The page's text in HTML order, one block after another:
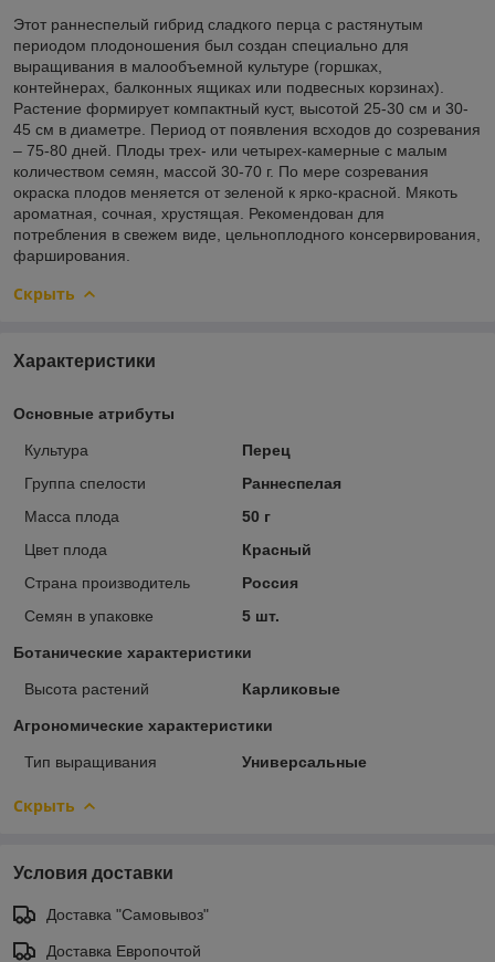
Этот раннеспелый гибрид сладкого перца с растянутым
периодом плодоношения был создан специально для
выращивания в малообъемной культуре (горшках,
контейнерах, балконных ящиках или подвесных корзинах).
Растение формирует компактный куст, высотой 25-30 см и 30-
45 см в диаметре. Период от появления всходов до созревания
– 75-80 дней. Плоды трех- или четырех-камерные с малым
количеством семян, массой 30-70 г. По мере созревания
окраска плодов меняется от зеленой к ярко-красной. Мякоть
ароматная, сочная, хрустящая. Рекомендован для
потребления в свежем виде, цельноплодного консервирования,
фарширования.
Скрыть
Характеристики
Основные атрибуты
Культура
Перец
Группа спелости
Раннеспелая
Масса плода
50 г
Цвет плода
Красный
Страна производитель
Россия
Семян в упаковке
5 шт.
Ботанические характеристики
Высота растений Карликовые
Агрономические характеристики
Тип выращивания Универсальные
Скрыть
Условия доставки
Доставка "Самовывоз"
Доставка Европочтой